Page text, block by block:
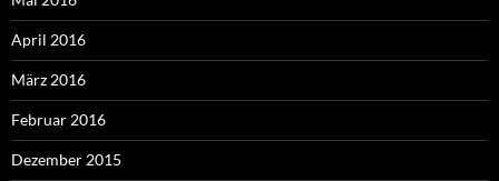
April 2016
März 2016
Februar 2016
Dezember 2015